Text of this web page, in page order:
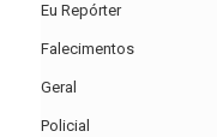
Eu Repórter
Falecimentos
Geral
Policial